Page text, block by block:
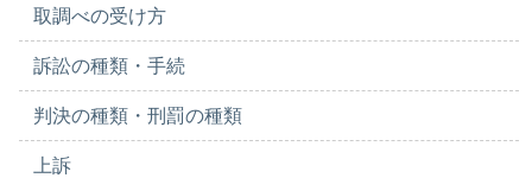
取調べの受け方
訴訟の種類・手続
判決の種類・刑罰の種類
上訴